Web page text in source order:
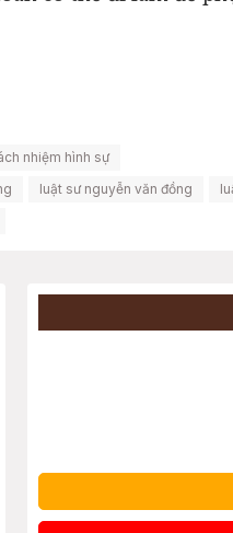
nhiệm hình sự
luật sư nguyễn văn đồng